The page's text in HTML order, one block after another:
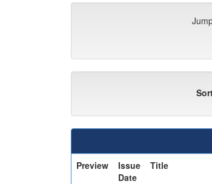
Preview
Issue
Date
Title